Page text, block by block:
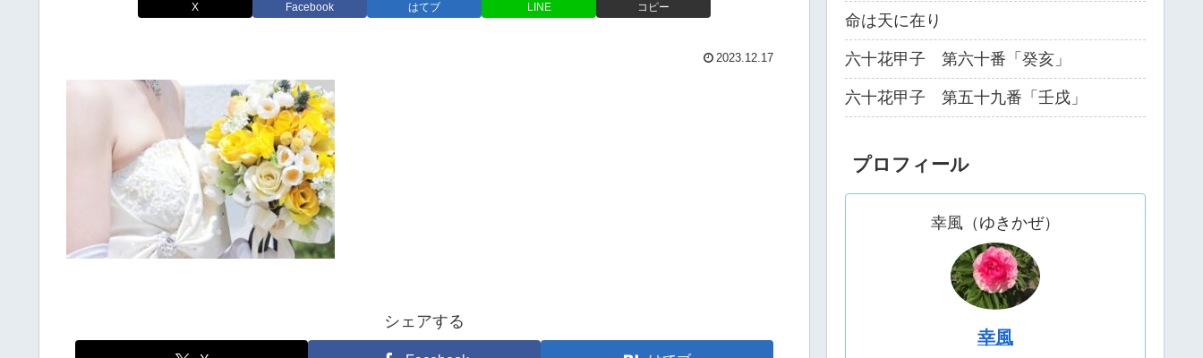
X Facebook はてブ LINE コピー
2023.12.17
シェアする
命は天に在り
六十花甲子 第六十番「癸亥」
六十花甲子 第五十九番「壬戌」
プロフィール
幸風（ゆきかぜ）
幸風